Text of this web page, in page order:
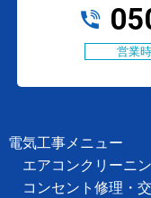
営業
電気工事メニュー
エアコンクリーニ
コンセント修理・